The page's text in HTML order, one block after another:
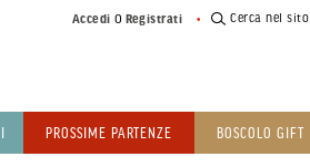
PROSSIME PARTENZE BOSCOLO GIFT
Accedi o Registrati Cerca nel sito